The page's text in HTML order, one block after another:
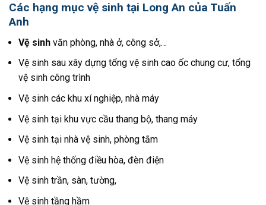
Các hạng mục vệ sinh tại Long An của Tuấn
Anh
Vệ sinh văn phòng, nhà ở, công sở,…
Vệ sinh sau xây dựng tổng vệ sinh cao ốc chung cư, tổng
vệ sinh công trình
Vệ sinh các khu xí nghiệp, nhà máy
Vệ sinh tại khu vực cầu thang bộ, thang máy
Vệ sinh tại nhà vệ sinh, phòng tắm
Vệ sinh hệ thống điều hòa, đèn điện
Vệ sinh trần, sàn, tường,
Vệ sinh tầng hầm